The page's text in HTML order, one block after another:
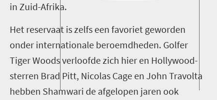
in Zuid-Afrika.
Het reservaat is zelfs een favoriet geworden
onder internationale beroemdheden. Golfer
Tiger Woods verloofde zich hier en Hollywood-
sterren Brad Pitt, Nicolas Cage en John Travolta
hebben Shamwari de afgelopen jaren ook